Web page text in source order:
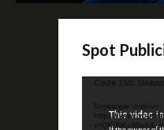
Spot
Reproductor
video
Code 150:
Descargar archivo:
https://
v=QKif6Ko80uA&_=1